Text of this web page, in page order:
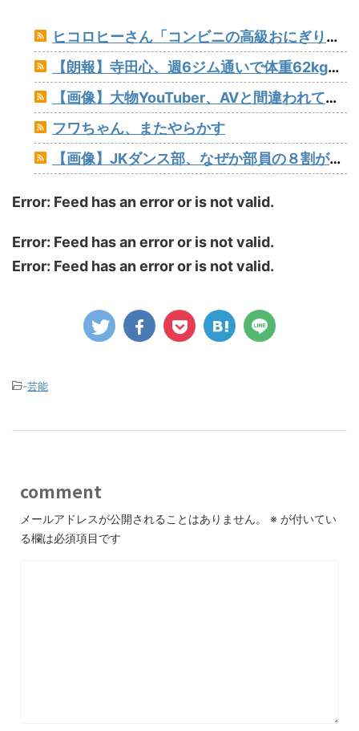
ヒコロヒーさん「コンビニの高級おにぎりが170円とか絶対買わない」とか薄すぎるトークをかましてしまう
【朗報】寺田心、週6ジム通いで体重62kg→82kgに 110kgのベンチプレス持ち上げる姿披露（画像あり）
【画像】大物YouTuber、AVと間違われて海外でバズるwww
フワちゃん、またやらかす
【画像】JKダンス部、なぜか部員の８割がﾃﾞｶﾊﾟｲwww
Error: Feed has an error or is not valid.
Error: Feed has an error or is not valid.
Error: Feed has an error or is not valid.
-芸能
comment
メールアドレスが公開されることはありません。 ※ が付いてい
る欄は必須項目です